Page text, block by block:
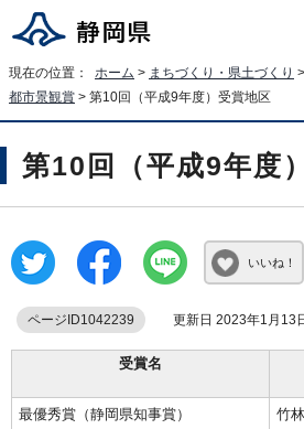
現在の位置： ホーム > まちづくり・県土づくり >
都市景観賞 > 第10回（平成9年度）受賞地区
第10回（平成9年度
いいね！
ページID1042239 更新日 2023年1月13
受賞名
最優秀賞（静岡県知事賞）
竹